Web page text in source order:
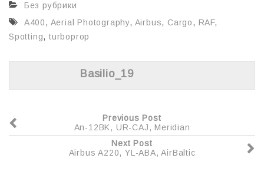
o
o
в
и
ь
Без рубрики
A400, Aerial Photography, Airbus, Cargo, RAF,
Spotting,turboprop
Basilio_19
Previous Post
An-12BK, UR-CAJ, Meridian
Next Post
Airbus A220, YL-ABA, AirBaltic